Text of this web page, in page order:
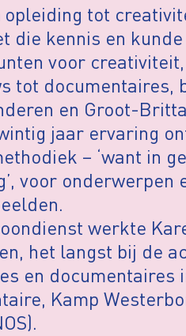
tot
die kennis en
voor
tot documentaires,
en Groot-
jaar ervaring
– ‘want in
voor onderwerpen
werkte
het langst bij de
en documentaires
Kamp